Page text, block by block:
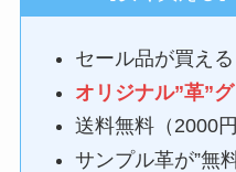
セール品が買える
オリジナル”革”
送料無料（2000
サンプル革が”無